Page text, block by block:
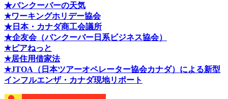
★バンクーバーの天気
★ワーキングホリデー協会
★日本・カナダ商工会議所
★企友会（バンクーバー日系ビジネス協会）
★ピアねっと
★居住用借家法
★JTOA（日本ツアーオペレーター協会カナダ）による新型
インフルエンザ・カナダ現地リポート